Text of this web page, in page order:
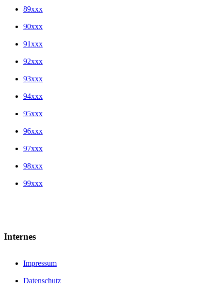
89xxx
90xxx
91xxx
92xxx
93xxx
94xxx
95xxx
96xxx
97xxx
98xxx
99xxx
Internes
Impressum
Datenschutz